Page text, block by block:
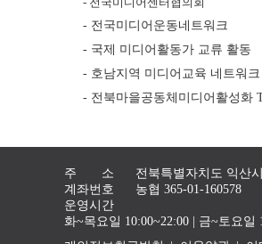
- 전국미디어운동네트워크
- 국제 미디어활동가 교류 활동
- 호남지역 미디어교육 네트워크
- 전북마을공동체미디어활성화
주 소 전북특별자치도 익산
계좌번호
농협 365-01-160578
운영시간
화~목요일 10:00~22:00 | 금~토요일